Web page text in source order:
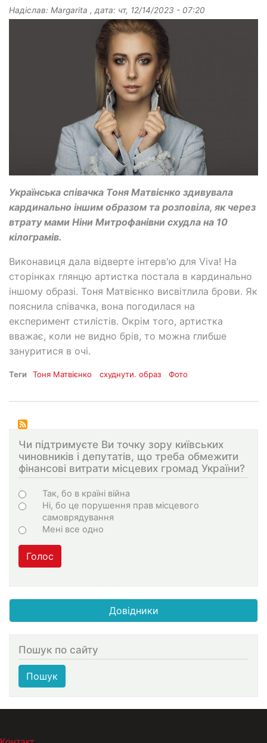
Надіслав: Margarita , дата: чт, 12/14/2023 - 07:20
Українська співачка Тоня Матвієнко здивувала
кардинально іншим образом та розповіла, як через
втрату мами Ніни Митрофанівни схудла на 10
кілограмів.
Виконавиця дала відверте інтерв'ю для Viva! На
сторінках глянцю артистка постала в кардинально
іншому образі. Тоня Матвієнко висвітлила брови. Як
пояснила співачка, вона погодилася на
експеримент стилістів. Окрім того, артистка
вважає, коли не видно брів, то можна глибше
зануритися в очі.
Теги Тоня Матвієнко схуднути. образ Фото
Чи підтримуєте Ви точку зору київських
чиновників і депутатів, що треба обмежити
фінансові витрати місцевих громад України?
Варіанти
Так, бо в країні війна
Ні, бо це порушення прав місцевого
самоврядування
Мені все одно
Голос
Довідники
Пошук по сайту
Пошук
МЕНЮ В ПОДВАЛЕ